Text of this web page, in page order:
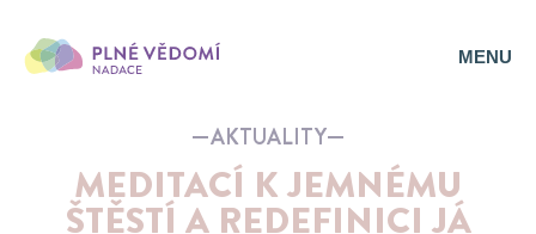
MENU
AKTUALITY
MEDITACÍ K JEMNÉMU
ŠTĚSTÍ A REDEFINICI JÁ